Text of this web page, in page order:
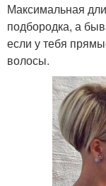
Максимальная
подбородка, а
если у тебя
волосы.